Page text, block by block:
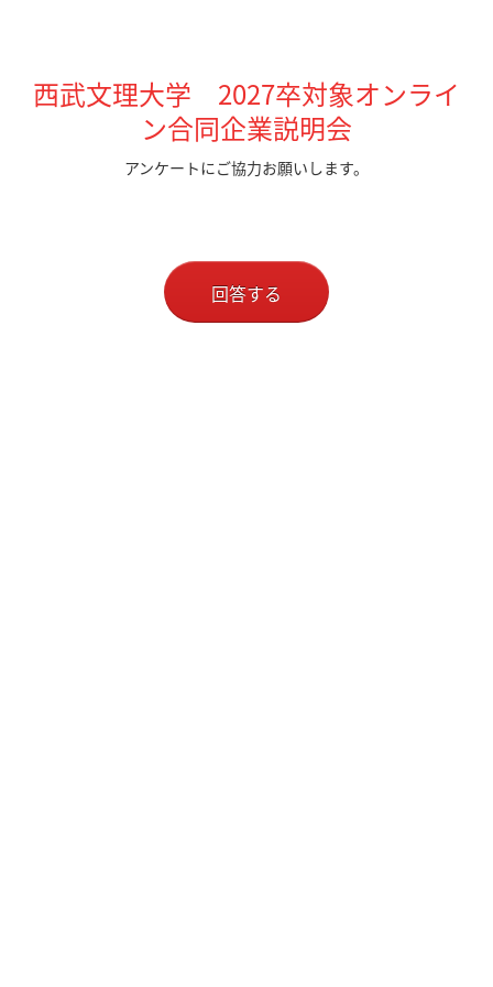
西武文理大学 2027卒対象オンライ
ン合同企業説明会
アンケートにご協力お願いします。
回答する